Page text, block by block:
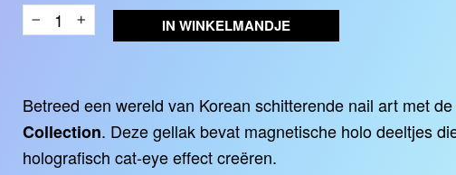
− + IN WINKELMANDJE
Betreed een wereld van Korean schitterende nail art met
Collection. Deze gellak bevat magnetische holo deeltjes
holografisch cat-eye effect creëren.